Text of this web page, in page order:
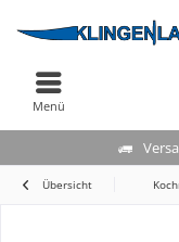
Menü
Übersicht